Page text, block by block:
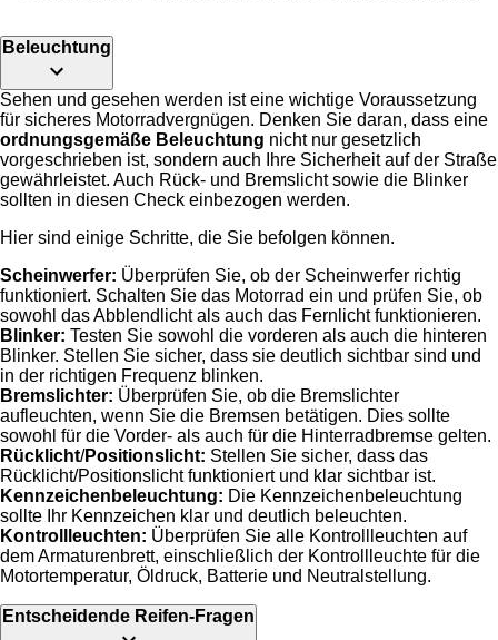
Beleuchtung
Sehen und gesehen werden ist eine wichtige Voraussetzung
für sicheres Motorradvergnügen. Denken Sie daran, dass eine
ordnungsgemäße Beleuchtung nicht nur gesetzlich
vorgeschrieben ist, sondern auch Ihre Sicherheit auf der Straße
gewährleistet. Auch Rück- und Bremslicht sowie die Blinker
sollten in diesen Check einbezogen werden.
Hier sind einige Schritte, die Sie befolgen können.
Scheinwerfer: Überprüfen Sie, ob der Scheinwerfer richtig
funktioniert. Schalten Sie das Motorrad ein und prüfen Sie, ob
sowohl das Abblendlicht als auch das Fernlicht funktionieren.
Blinker: Testen Sie sowohl die vorderen als auch die hinteren
Blinker. Stellen Sie sicher, dass sie deutlich sichtbar sind und
in der richtigen Frequenz blinken.
Bremslichter: Überprüfen Sie, ob die Bremslichter
aufleuchten, wenn Sie die Bremsen betätigen. Dies sollte
sowohl für die Vorder- als auch für die Hinterradbremse gelten.
Rücklicht/Positionslicht: Stellen Sie sicher, dass das
Rücklicht/Positionslicht funktioniert und klar sichtbar ist.
Kennzeichenbeleuchtung: Die Kennzeichenbeleuchtung
sollte Ihr Kennzeichen klar und deutlich beleuchten.
Kontrollleuchten: Überprüfen Sie alle Kontrollleuchten auf
dem Armaturenbrett, einschließlich der Kontrollleuchte für die
Motortemperatur, Öldruck, Batterie und Neutralstellung.
Entscheidende Reifen-Fragen